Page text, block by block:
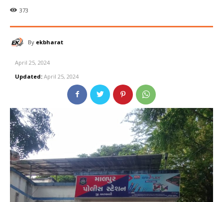
373
By ekbharat
April 25, 2024
Updated: April 25, 2024